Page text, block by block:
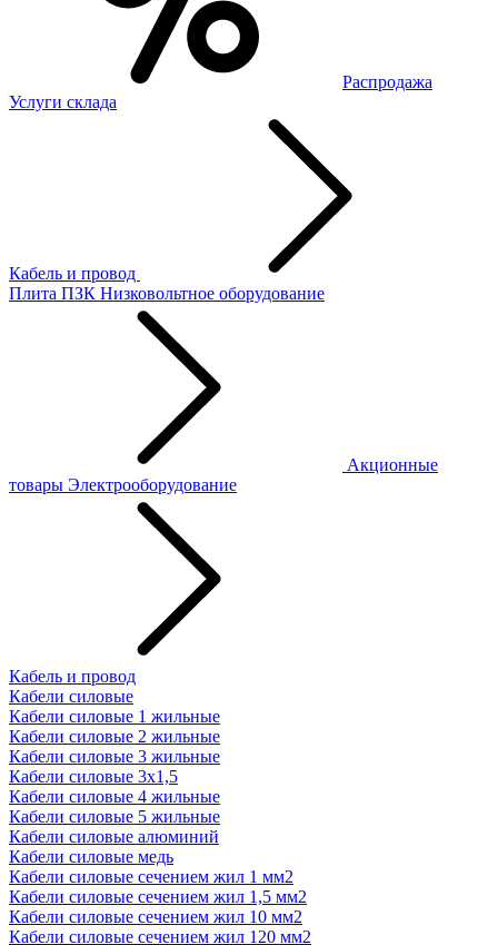
Распродажа
Услуги склада
Кабель и провод
Плита ПЗК Низковольтное оборудование
Акционные
товары Электрооборудование
Кабель и провод
Кабели силовые
Кабели силовые 1 жильные
Кабели силовые 2 жильные
Кабели силовые 3 жильные
Кабели силовые 3х1,5
Кабели силовые 4 жильные
Кабели силовые 5 жильные
Кабели силовые алюминий
Кабели силовые медь
Кабели силовые сечением жил 1 мм2
Кабели силовые сечением жил 1,5 мм2
Кабели силовые сечением жил 10 мм2
Кабели силовые сечением жил 120 мм2